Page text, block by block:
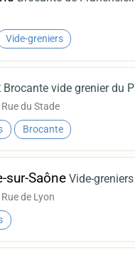
Vide-greniers
Brocante vide grenier du
du Stade
Brocante
sur-Saône Vide-
de Lyon